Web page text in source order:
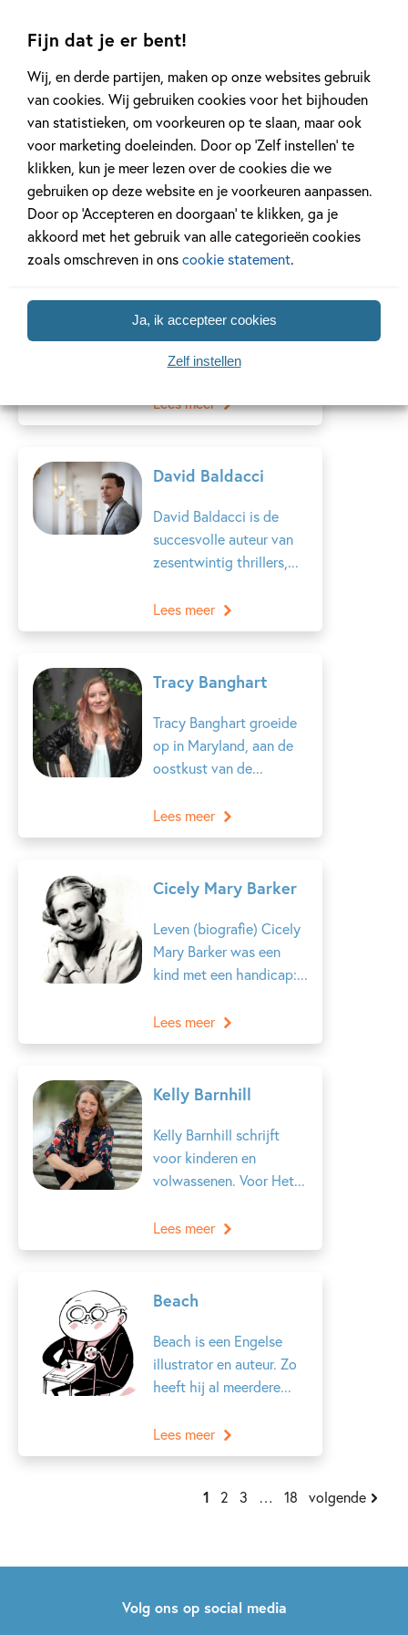
Fijn dat je er bent!
Wij, en derde partijen, maken op onze websites gebruik
van cookies. Wij gebruiken cookies voor het bijhouden
van statistieken, om voorkeuren op te slaan, maar ook
voor marketing doeleinden. Door op ‘Zelf instellen’ te
klikken, kun je meer lezen over de cookies die we
gebruiken op deze website en je voorkeuren aanpassen.
Door op ‘Accepteren en doorgaan’ te klikken, ga je
akkoord met het gebruik van alle categorieën cookies
zoals omschreven in onscookie statement.
Ja, ik accepteer cookies
Zelf instellen
Mariann Asanuma
...
Marijn Backer
Marijn Backer over
geboren in de tijd dat
de...
Lees meer
David Baldacci
David Baldacci is de
succesvolle auteur van
zesentwintig thrillers,...
Lees meer
Tracy Banghart
Tracy Banghart groeide
op in Maryland, aan de
oostkust van de...
Lees meer
Cicely Mary Barker
Leven (biografie) Cicely
Mary Barker was een
kind met een handicap:...
Lees meer
Kelly Barnhill
Kelly Barnhill schrijft
voor kinderen en
volwassenen. Voor Het...
Lees meer
Beach
Beach is een Engelse
illustrator en auteur. Zo
heeft hij al meerdere...
Lees meer
1 2 3 … 18 volgende
Volg ons op social media